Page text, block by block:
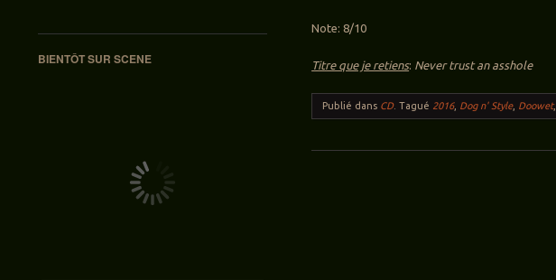
BIENTÔT SUR SCENE
Note: 8/10
Titre que je retiens: Never trust an asshole
Publié dans CD.Tagué 2016, Dog n' Style, Doowet,